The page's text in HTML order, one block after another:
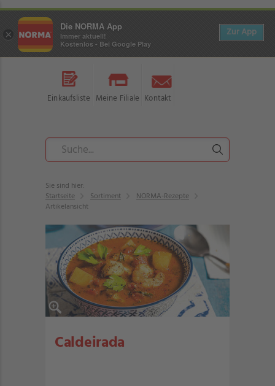
Einkaufsliste Meine Filiale Kontakt
Sie sind hier:
Startseite
Sortiment
NORMA-Rezepte
Artikelansicht
Caldeirada
×
Die NORMA App
Immer aktuell!
Kostenlos - Bei Google Play
Zur App